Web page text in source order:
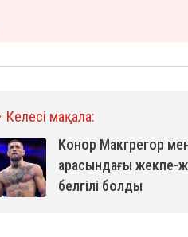
Келесі мақала:
Конор Макгрегор
арасындағы жекпе-
белгілі болды